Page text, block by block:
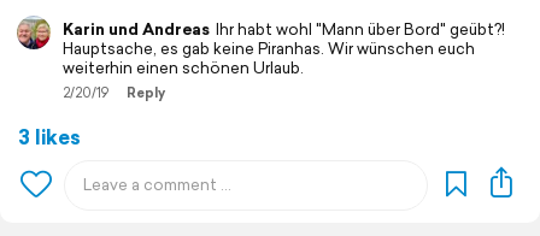
Karin und Andreas Ihr habt wohl "Mann über Bord" geübt?!
Hauptsache, es gab keine Piranhas. Wir wünschen euch
weiterhin einen schönen Urlaub.
2/20/19 Reply
3 likes